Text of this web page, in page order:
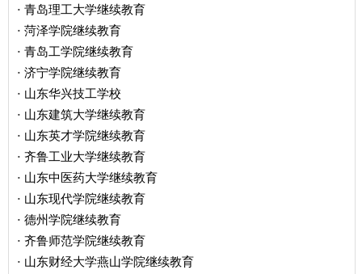
· 青岛理工大学继续教育
· 菏泽学院继续教育
· 青岛工学院继续教育
· 济宁学院继续教育
· 山东华兴技工学校
· 山东建筑大学继续教育
· 山东英才学院继续教育
· 齐鲁工业大学继续教育
· 山东中医药大学继续教育
· 山东现代学院继续教育
· 德州学院继续教育
· 齐鲁师范学院继续教育
· 山东财经大学燕山学院继续教育